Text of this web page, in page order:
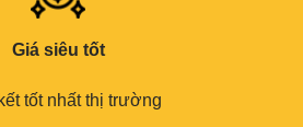
Giá siêu tốt
tốt nhất thị trường